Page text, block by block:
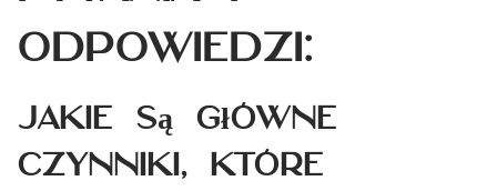
odpowiedzi:
Jakie są główne
czynniki, które